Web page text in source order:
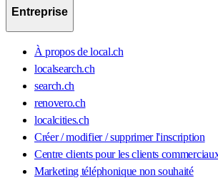
Entreprise
À propos de local.ch
localsearch.ch
search.ch
renovero.ch
localcities.ch
Créer / modifier / supprimer l'inscription
Centre clients pour les clients
Marketing téléphonique non souhaité